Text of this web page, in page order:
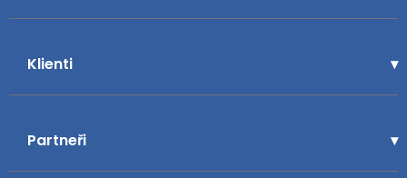
Klienti
Partneři